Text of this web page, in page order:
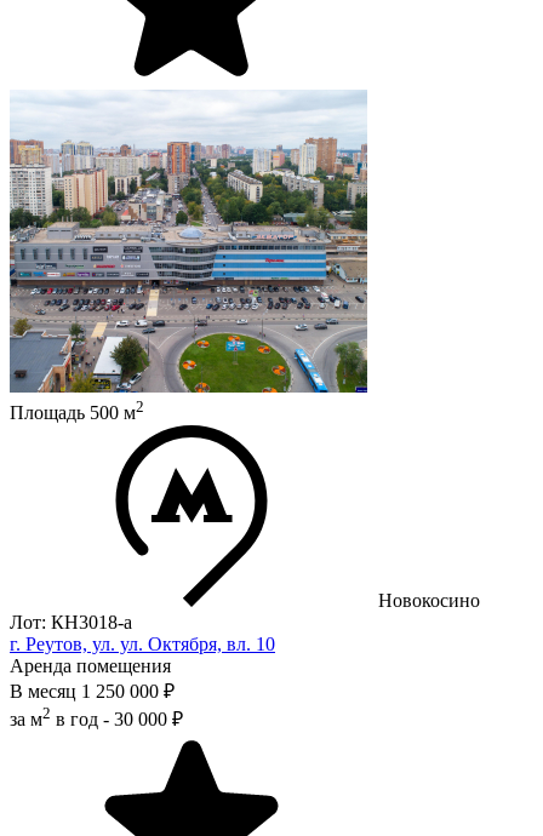
Площадь 500 м2
Новокосино
Лот: КН3018-a
г. Реутов, ул. ул. Октября, вл. 10
Аренда помещения
В месяц 1 250 000 ₽
за м2 в год - 30 000 ₽